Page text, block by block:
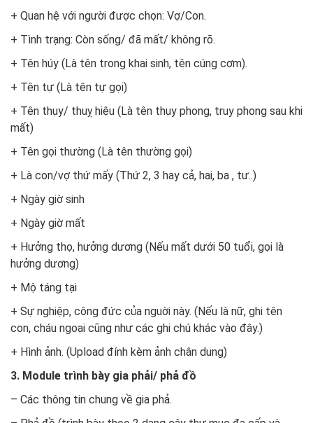
+ Quan hệ với người được chọn: Vợ/Con.
+ Tình trạng: Còn sống/ đã mất/ không rõ.
+ Tên húy (Là tên trong khai sinh, tên cúng cơm).
+ Tên tự (Là tên tự gọi)
+ Tên thụy/ thuỵ hiệu (Là tên thụy phong, truy phong sau khi
mất)
+ Tên gọi thường (Là tên thường gọi)
+ Là con/vợ thứ mấy (Thứ 2, 3 hay cả, hai, ba , tư..)
+ Ngày giờ sinh
+ Ngày giờ mất
+ Hưởng thọ, hưởng dương (Nếu mất dưới 50 tuổi, gọi là
hưởng dương)
+ Mộ táng tại
+ Sự nghiệp, công đức của nguời này. (Nếu là nữ, ghi tên
con, cháu ngoại cũng như các ghi chú khác vào đây.)
+ Hình ảnh. (Upload đính kèm ảnh chân dung)
3. Module trình bày gia phải/ phả đồ
– Các thông tin chung về gia phả.